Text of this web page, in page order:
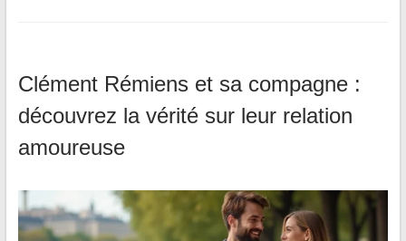
Clément Rémiens et sa compagne :
découvrez la vérité sur leur relation
amoureuse